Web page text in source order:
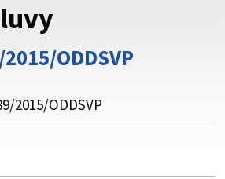
sa uistite, že zdieľate informácie iba
stránku. Zabezpečená stránka
názvom domény webového sídla.
ODDSVP
2015/ODDSVP